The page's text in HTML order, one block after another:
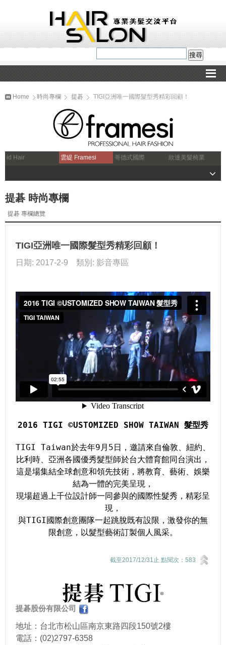
Home 時尚專欄 提碁 TIGI亞洲唯一國際髮型秀精彩回顧！
id Hair 雲緹 Framesi 哥德式國際 欣達美髮椅業
提碁 時尚專欄
提碁 專欄總覽
TIGI亞洲唯一國際髮型秀精彩回顧！
日期: 2017-2-9 類別: 影音專區
2016 TIGI ©USTOMIZED SHOW TAIWAN 髮型秀
TIGI Taiwan於去年9月5日，邀請來自倫敦、紐約、
比利時、亞洲各國優秀髮型師於台大體育館同台演出，
這是場集結全球創意和領先技術，將教育、藝術、娛樂
結為一體的完美呈現，
現場超過上千位設計師一同參與的國際性髮秀，精彩呈
現，
與TIGI國際創意團隊一起跳脫既有設限，激發你的無
限創意，以髮型藝術訂製個人風采。
截至2017/12/31止 點閱次：583
提碁股份有限公司
地址：台北市松山區南京東路四段150號2樓
電話：(02)2797-6358